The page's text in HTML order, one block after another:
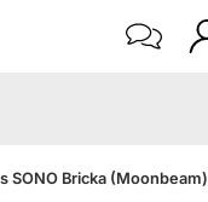
SONO Bricka (Moonbeam)